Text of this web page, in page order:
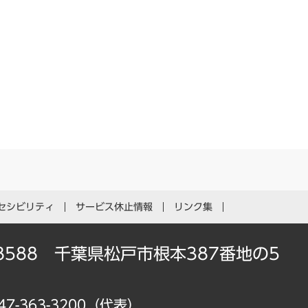
シビリティ サービス休止情報 リンク集
千葉県松戸市根本387番地の5
363-3200（代表）